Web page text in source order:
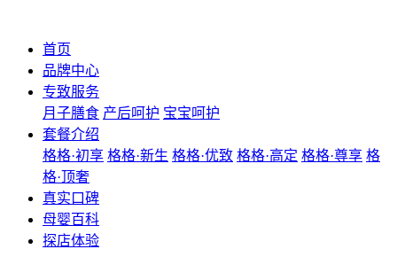
首页
品牌中心
专致服务
月子膳食 产后呵护 宝宝呵护
套餐介绍
格格·初享 格格·新生 格格·优致 格格·高定 格格·尊享 格
格·顶奢
真实口碑
母婴百科
探店体验